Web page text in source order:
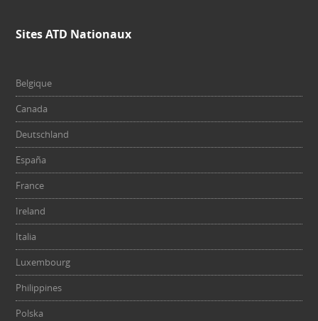
Sites ATD Nationaux
Belgique
Canada
Deutschland
España
France
Ireland
Italia
Luxembourg
Philippines
Polska